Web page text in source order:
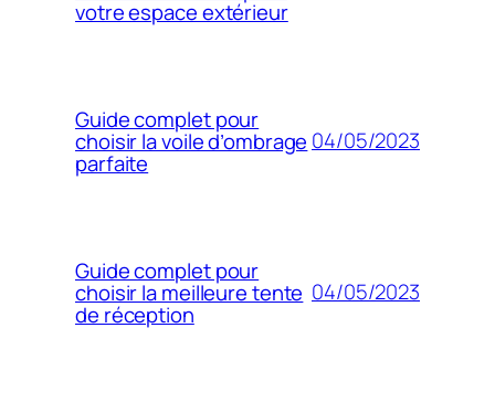
votre espace extérieur
Guide complet pour
choisir la voile d’ombrage
parfaite
04/05/2023
Guide complet pour
choisir la meilleure tente
de réception
04/05/2023